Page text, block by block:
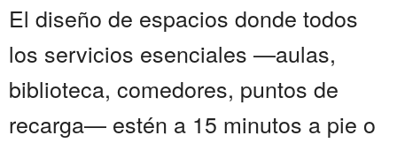
El diseño de espacios donde todos
los servicios esenciales —aulas,
biblioteca, comedores, puntos de
recarga— estén a 15 minutos a pie o